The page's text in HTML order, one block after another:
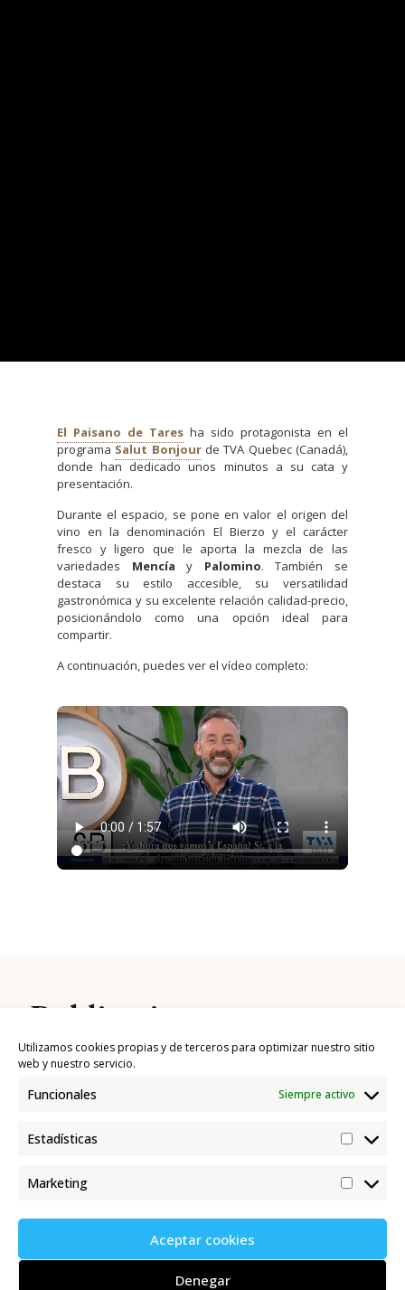
Utilizamos cookies propias y de terceros para optimizar nuestro sitio
web y nuestro servicio.
Funcionales Siempre activo
Estadísticas
Marketing
Aceptar cookies
Denegar
El Paisano de Tares ha sido protagonista en el
programa Salut Bonjourde TVA Quebec (Canadá),
donde han dedicado unos minutos a su cata y
presentación.
Durante el espacio, se pone en valor el origen del
vino en la denominación El Bierzo y el carácter
fresco y ligero que le aporta la mezcla de las
variedades Mencía y Palomino. También se
destaca su estilo accesible, su versatilidad
gastronómica y su excelente relación calidad-precio,
posicionándolo como una opción ideal para
compartir.
A continuación, puedes ver el vídeo completo:
Publicaciones
relacionadas